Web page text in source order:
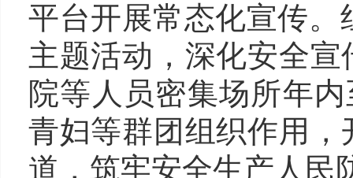
平台开展常态化宣传
主题活动，深化安全
院等人员密集场所年
青妇等群团组织作用，
道，筑牢安全生产人民